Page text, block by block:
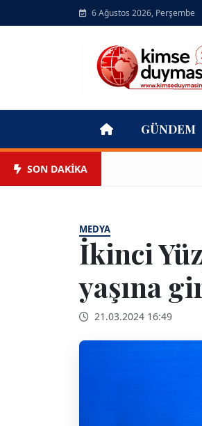
6 Ağustos 2026, Perşembe
GÜNDEM
SON DAKİKA
MEDYA
İkinci
yaşına
21.03.2024 16:49